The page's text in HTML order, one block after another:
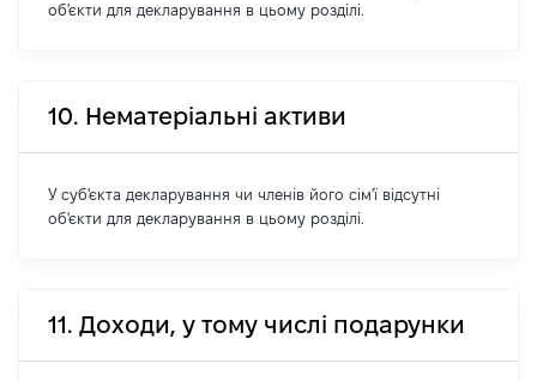
об'єкти для декларування в цьому розділі.
10. Нематеріальні активи
У суб'єкта декларування чи членів його сім'ї відсутні
об'єкти для декларування в цьому розділі.
11. Доходи, у тому числі подарунки